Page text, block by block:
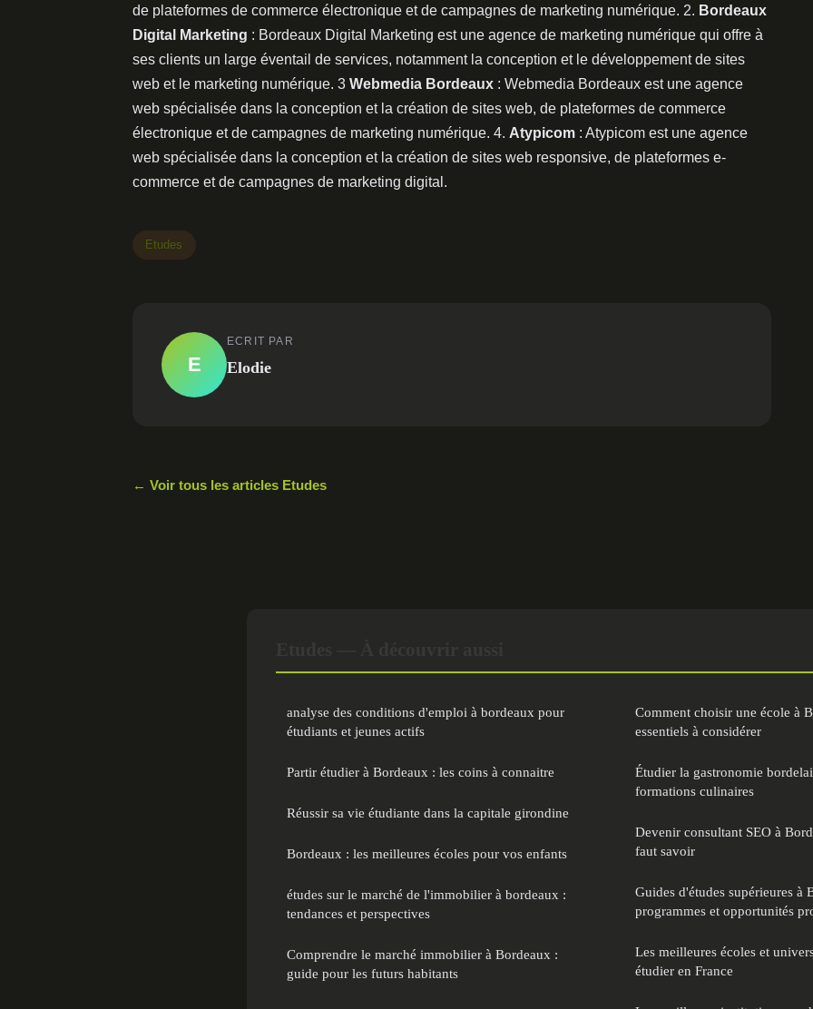
de plateformes de commerce électronique et de campagnes de marketing numérique. 2. Bordeaux
Digital Marketing : Bordeaux Digital Marketing est une agence de marketing numérique qui offre à
ses clients un large éventail de services, notamment la conception et le développement de sites
web et le marketing numérique. 3 Webmedia Bordeaux : Webmedia Bordeaux est une agence
web spécialisée dans la conception et la création de sites web, de plateformes de commerce
électronique et de campagnes de marketing numérique. 4. Atypicom : Atypicom est une agence
web spécialisée dans la conception et la création de sites web responsive, de plateformes e-
commerce et de campagnes de marketing digital.
Etudes
E
ECRIT PAR
Elodie
← Voir tous les articles Etudes
analyse des conditions d'emploi à bordeaux pour
étudiants et jeunes actifs
Partir étudier à Bordeaux : les coins à connaitre
Réussir sa vie étudiante dans la capitale girondine
Bordeaux : les meilleures écoles pour vos enfants
études sur le marché de l'immobilier à bordeaux :
tendances et perspectives
Comprendre le marché immobilier à Bordeaux :
guide pour les futurs habitants
Comment choisir une école à
essentiels à considérer
Étudier la gastronomie
formations culinaires
Devenir consultant SEO à
faut savoir
Guides d'études supérieures à
programmes et opportunités
Les meilleures écoles et
étudier en France